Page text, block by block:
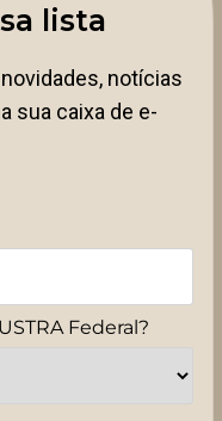
lista
notícias
sua caixa de e-
Federal?